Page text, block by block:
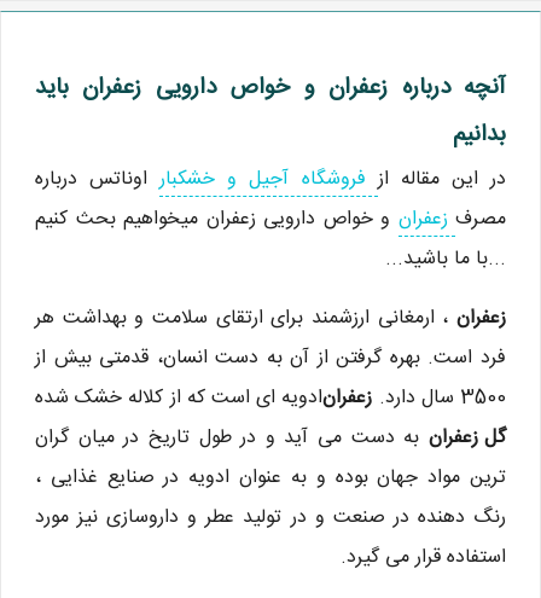
آنچه درباره زعفران و خواص دارویی زعفران باید
بدانیم
در این مقاله ازفروشگاه آجیل و خشکباراوناتس درباره
مصرف زعفران و خواص دارویی زعفران میخواهیم بحث کنیم
...با ما باشید...
زعفران ، ارمغانی ارزشمند برای ارتقای سلامت و بهداشت هر
فرد است. بهره گرفتن از آن به دست انسان، قدمتی بیش از
3500 سال دارد.
زعفرانادویه ای است که از کلاله خشک شده
گل زعفران به دست می آید و در طول تاریخ در میان گران
ترین مواد جهان بوده و به عنوان ادویه در صنایع غذایی ،
رنگ دهنده در صنعت و در تولید عطر و داروسازی نیز مورد
استفاده قرار می گیرد.